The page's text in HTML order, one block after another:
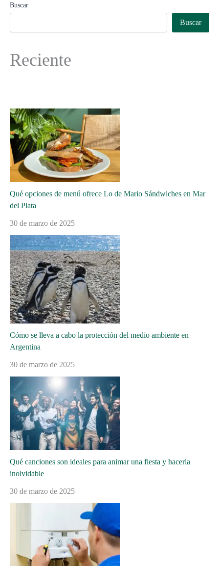
Buscar
Buscar
Reciente
Qué opciones de menú ofrece Lo de Mario Sándwiches en Mar
del Plata
30 de marzo de 2025
Cómo se lleva a cabo la protección del medio ambiente en
Argentina
30 de marzo de 2025
Qué canciones son ideales para animar una fiesta y hacerla
inolvidable
30 de marzo de 2025